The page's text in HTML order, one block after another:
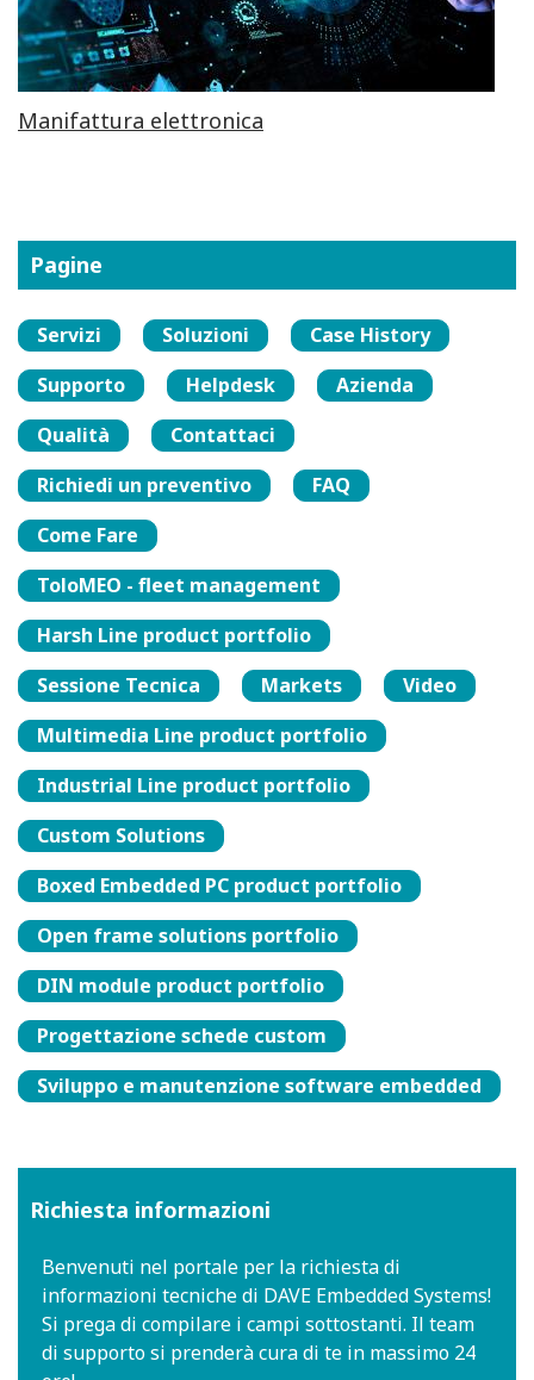
Manifattura elettronica
Pagine
Servizi Soluzioni
Case History
Supporto
Helpdesk
Azienda
Qualità
Contattaci
Richiedi un preventivo
FAQ
Come Fare
ToloMEO - fleet management
Harsh Line product portfolio
Sessione Tecnica
Markets
Video
Multimedia Line product portfolio
Industrial Line product portfolio
Custom Solutions
Boxed Embedded PC product portfolio
Open frame solutions portfolio
DIN module product portfolio
Progettazione schede custom
Sviluppo e manutenzione software embedded
Richiesta informazioni
Benvenuti nel portale per la richiesta di
informazioni tecniche di DAVE Embedded Systems!
Si prega di compilare i campi sottostanti. Il team
di supporto si prenderà cura di te in massimo 24